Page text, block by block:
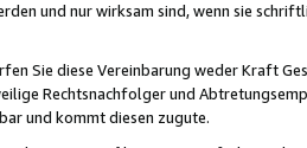
und nur wirksam sind, wenn sie
Sie diese Vereinbarung weder Kraft
Rechtsnachfolger und
und kommt diesen zugute.